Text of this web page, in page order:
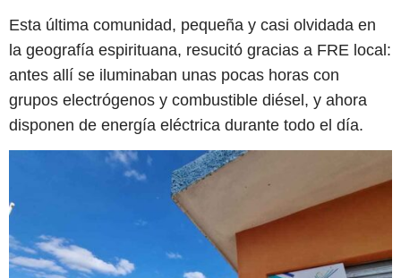
Esta última comunidad, pequeña y casi olvidada en
la geografía espirituana, resucitó gracias a FRE local:
antes allí se iluminaban unas pocas horas con
grupos electrógenos y combustible diésel, y ahora
disponen de energía eléctrica durante todo el día.